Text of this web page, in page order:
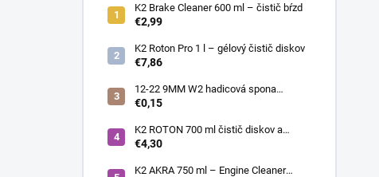
K2 Brake Cleaner 600 ml – čistič bŕzd
€2,99
K2 Roton Pro 1 l – gélový čistič diskov
€7,86
12-22 9MM W2 hadicová spona
nerezová
€0,15
K2 ROTON 700 ml čistič diskov a
deionizér
€4,30
K2 AKRA 750 ml – Engine Cleaner